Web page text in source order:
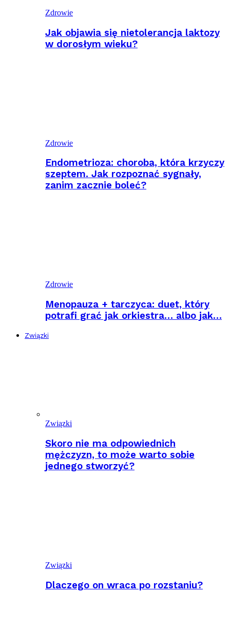
Zdrowie
Jak objawia się nietolerancja laktozy
w dorosłym wieku?
Zdrowie
Endometrioza: choroba, która krzyczy
szeptem. Jak rozpoznać sygnały,
zanim zacznie boleć?
Zdrowie
Menopauza + tarczyca: duet, który
potrafi grać jak orkiestra… albo jak…
Związki
Związki
Skoro nie ma odpowiednich
mężczyzn, to może warto sobie
jednego stworzyć?
Związki
Dlaczego on wraca po rozstaniu?